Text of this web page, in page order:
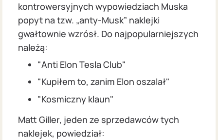
kontrowersyjnych wypowiedziach Muska
popyt na tzw. „anty-Musk” naklejki
gwałtownie wzrósł. Do najpopularniejszych
należą:
"Anti Elon Tesla Club"
"Kupiłem to, zanim Elon oszalał"
"Kosmiczny klaun"
Matt Giller, jeden ze sprzedawców tych
naklejek, powiedział: